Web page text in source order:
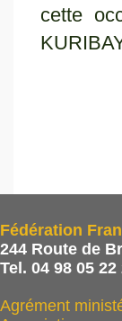
cette
Fédération
244 Route de
Tel. 04 98 05 22
Agrément